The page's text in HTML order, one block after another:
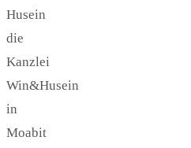
Husein
die
Kanzlei
Win&Husein
in
Moabit